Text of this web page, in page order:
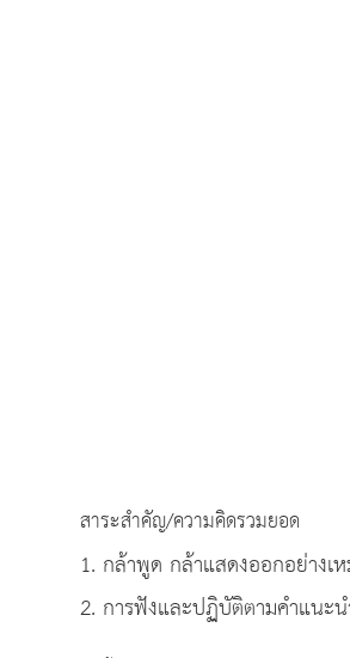
สาระสำคัญ/ความคิดรวมยอด
1. กล้าพูด กล้าแสดงออกอย่างเ
2. การฟังและปฏิบัติตามคำแนะ